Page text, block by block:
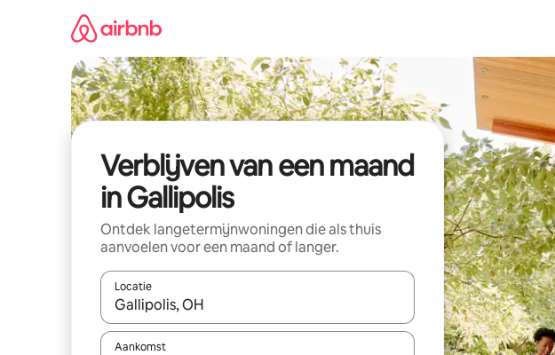
Verblijven van een maand
in Gallipolis
Ontdek langetermijnwoningen die als thuis
aanvoelen voor een maand of langer.
Locatie
Wanneer er resultaten beschikbaar zijn, maak je een keuze met je de
Aankomst